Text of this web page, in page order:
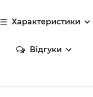
Характеристики
Відгуки